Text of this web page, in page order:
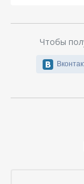
Чтобы